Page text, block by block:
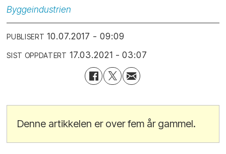
Byggeindustrien
PUBLISERT 10.07.2017 - 09:09
SIST OPPDATERT 17.03.2021 - 03:07
Denne artikkelen er over fem år gammel.